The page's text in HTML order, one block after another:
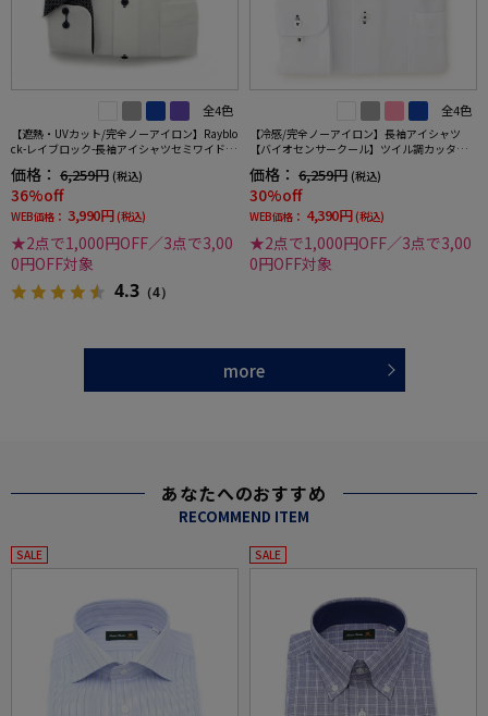
全4色
【遮熱・UVカット/完全ノーアイロン】Rayblo
ck-レイブロック-長袖アイシャツセミワイドス
価格： 6,259円 (税込)
36%off
WEB価格： 3,990円 (税込)
★2点で1,000円OFF／3点で3,00
0円OFF対象
4.3 （4）
全4色
【冷感/完全ノーアイロン】長袖アイシャツ
【バイオセンサークール】ツイル調カッタウ
汗速乾ワイシャツ春夏
価格： 6,259円 (税込)
30%off
WEB価格： 4,390円 (税込)
★2点で1,000円OFF／3点で3,00
0円OFF対象
more
あなたへのおすすめ
RECOMMEND ITEM
SALE SALE